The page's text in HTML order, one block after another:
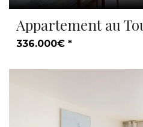
Appartement au
336.000€ *